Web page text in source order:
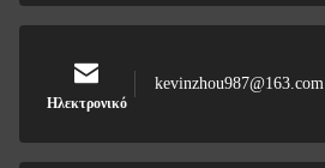
Ηλεκτρονικό
kevinzhou987@163.com